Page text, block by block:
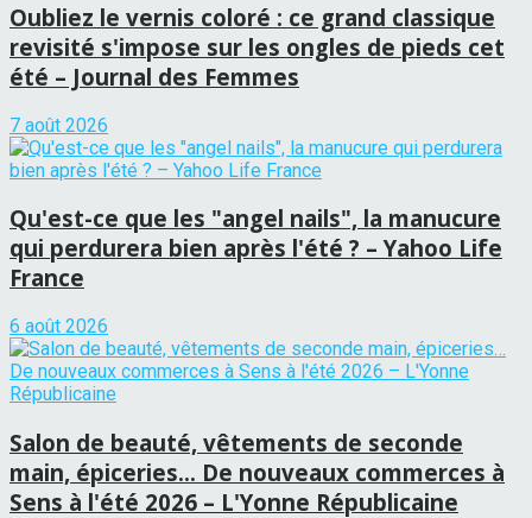
Oubliez le vernis coloré : ce grand classique
revisité s'impose sur les ongles de pieds cet
été – Journal des Femmes
7 août 2026
Qu'est-ce que les "angel nails", la manucure
qui perdurera bien après l'été ? – Yahoo Life
France
6 août 2026
Salon de beauté, vêtements de seconde
main, épiceries… De nouveaux commerces à
Sens à l'été 2026 – L'Yonne Républicaine